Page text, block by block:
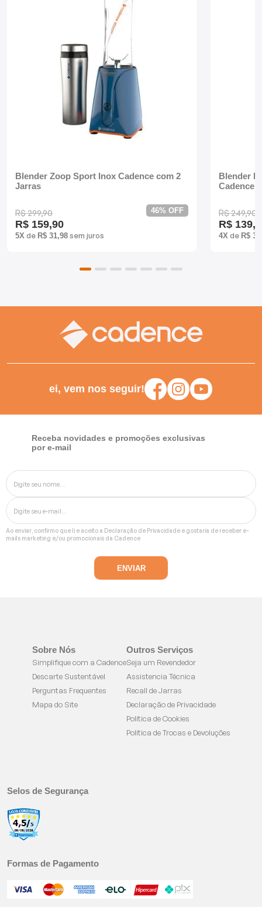
Blender Zoop Sport Inox Cadence com 2
Jarras
R$ 299,90
R$ 159,90
5X de R$ 31,98 sem juros
46% OFF
Blender
Cadence
R$ 249,90
R$
4X de R$
ei, vem nos seguir!
Receba novidades e promoções exclusivas
por e-mail
Ao enviar, confirmo que li e aceito a Declaração de Privacidade e gostaria de receber e-
mails marketing e/ou promocionais da Cadence
Sobre Nós
Simplifique com a Cadence
Descarte Sustentável
Perguntas Frequentes
Mapa do Site
Outros Serviços
Seja um Revendedor
Assistencia Técnica
Recall de Jarras
Declaração de Privacidade
Política de Cookies
Política de Trocas e Devoluções
Selos de Segurança
Formas de Pagamento
Máquina de Waffle